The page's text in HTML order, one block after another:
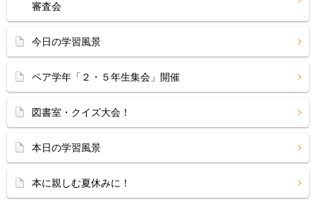
審査会
今日の学習風景
ペア学年「２・５年生集会」開催
図書室・クイズ大会！
本日の学習風景
本に親しむ夏休みに！